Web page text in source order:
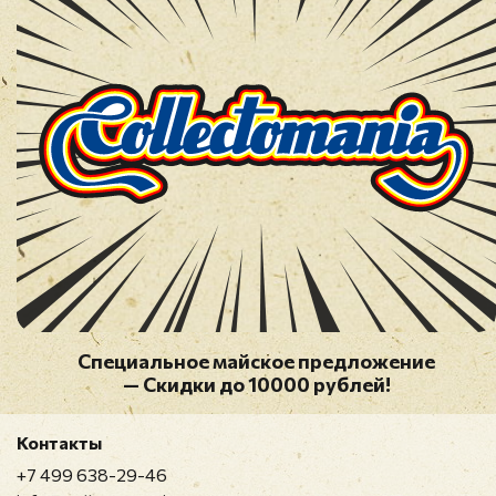
17. Marvin Gaye & Tammi Terrell - Ain't Nothing Like
The Real Thing
18. The Temptations - I Could Never Love Another
(After Loving You)
19. Marvin Gaye & Tammi Terrell - You?re All I Need
To Get By
20. Diana Ross & The Supremes - Love Child
21. Stevie Wonder - For Once In My Life
22. Marvin Gaye - I Heard It Through The Grapevine
23. Diana Ross & The Supremes & The Temptations -
I'm Gonna Make You Love Me
24. Jimmy Ruffin - What Becomes Of The Broken
Hearted
25. Brenda Holloway - You've Made Me So Very
Happy
CD3:
1. The Temptations - Runaway Child, Running Wild
2. Marvin Gaye - Too Busy Thinking About My Baby
Cпециальное майское предложение
— Скидки до 10000 рублей!
Контакты
+7 499 638-29-46